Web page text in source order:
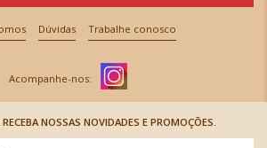
Dúvidas Trabalhe conosco
NOSSAS NOVIDADES E PROMOÇÕES.